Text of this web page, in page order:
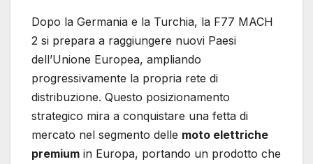
Dopo la Germania e la Turchia, la F77 MACH
2 si prepara a raggiungere nuovi Paesi
dell’Unione Europea, ampliando
progressivamente la propria rete di
distribuzione. Questo posizionamento
strategico mira a conquistare una fetta di
mercato nel segmento delle moto elettriche
premium in Europa, portando un prodotto che